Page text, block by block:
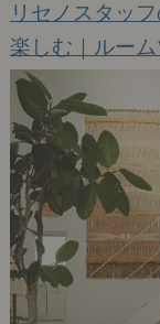
リセノスタッ
楽しむ｜ルー